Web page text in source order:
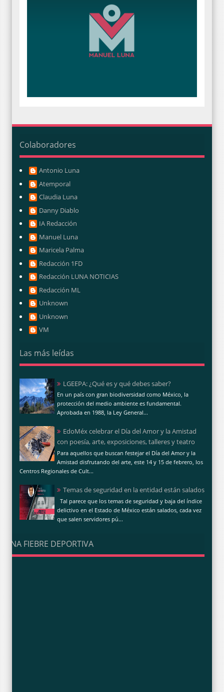
Colaboradores
Antonio Luna
Atemporal
Claudia Luna
Danny Diablo
IA Redacción
Manuel Luna
Maricela Palma
Redacción 1FD
Redacción LUNA NOTICIAS
Redacción ML
Unknown
Unknown
VM
Las más leídas
LGEEPA: ¿Qué es y qué debes saber?
En un país con gran biodiversidad como México, la
protección del medio ambiente es fundamental.
Aprobada en 1988, la Ley General...
EdoMéx celebrar el Día del Amor y la Amistad
con poesía, arte, exposiciones, talleres y teatro
Para aquellos que buscan festejar el Día del Amor y la
Amistad disfrutando del arte, este 14 y 15 de febrero, los
Centros Regionales de Cult...
Temas de seguridad en la entidad están salados
Tal parece que los temas de seguridad y baja del índice
delictivo en el Estado de México están salados, cada vez
que salen servidores pú...
UNA FIEBRE DEPORTIVA